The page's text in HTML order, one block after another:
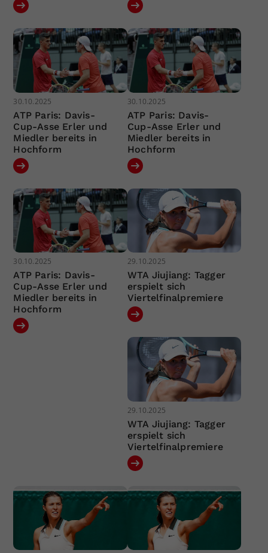
30.10.2025
ATP Paris: Davis-
Cup-Asse Erler und
Miedler bereits in
Hochform
30.10.2025
ATP Paris: Davis-
Cup-Asse Erler und
Miedler bereits in
Hochform
30.10.2025
ATP Paris: Davis-
Cup-Asse Erler und
Miedler bereits in
Hochform
29.10.2025
WTA Jiujiang: Tagger
erspielt sich
Viertelfinalpremiere
29.10.2025
WTA Jiujiang: Tagger
erspielt sich
Viertelfinalpremiere